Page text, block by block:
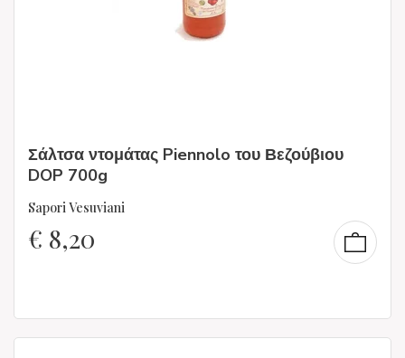
Σάλτσα ντομάτας Piennolo του Βεζούβιου
DOP 700g
Sapori Vesuviani
€ 8,20